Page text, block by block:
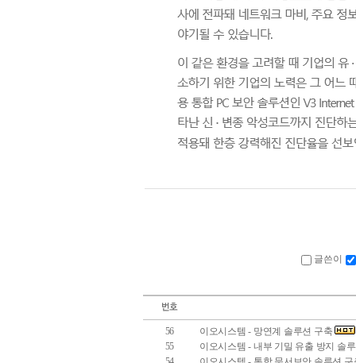
글쓴이
56
이오시스템 - 망연계 솔루션 구축
55
이오시스템 - 내부 기밀 유출 방지 솔